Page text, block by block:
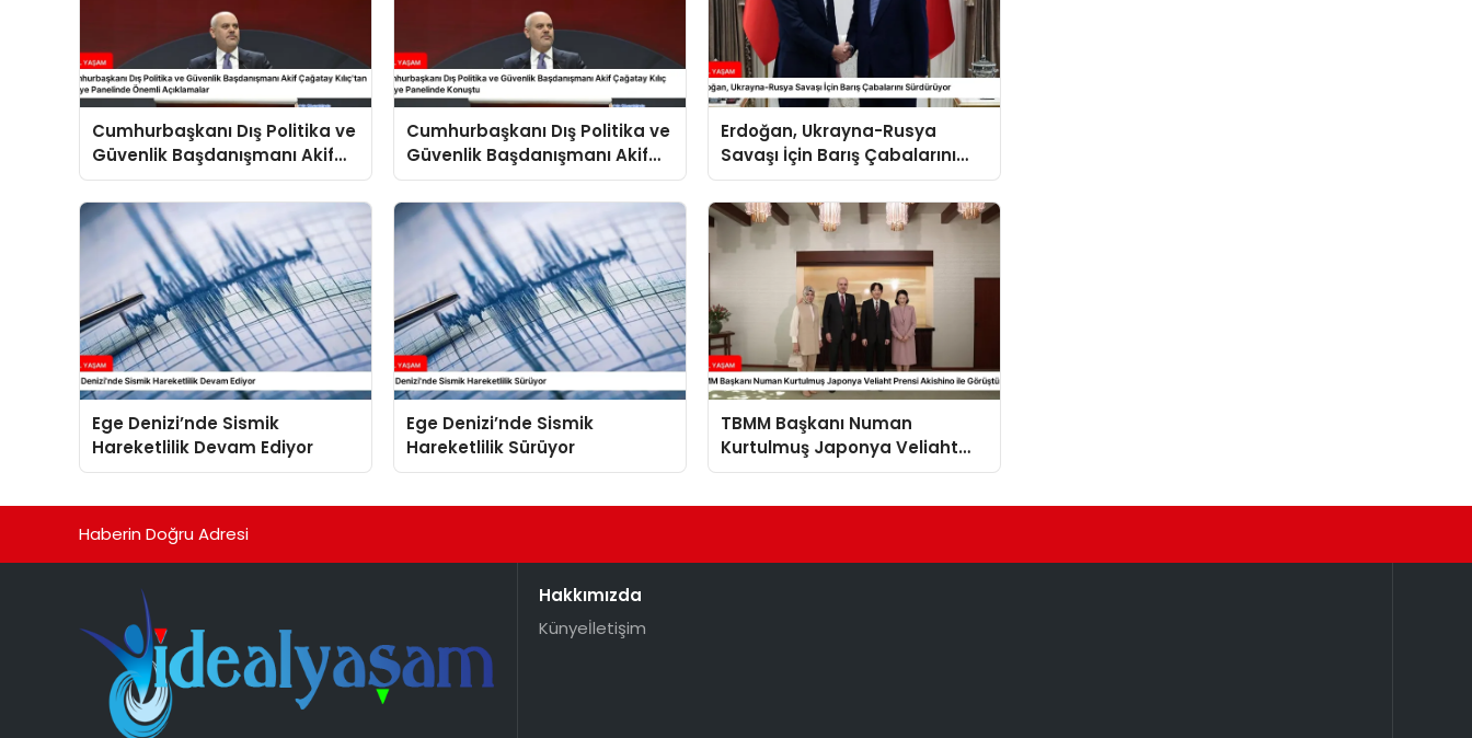
Cumhurbaşkanı Dış Politika ve
Güvenlik Başdanışmanı Akif
Çağatay Kılıç’tan Suriye
Panelinde Önemli Açıklamalar
Cumhurbaşkanı Dış Politika ve
Güvenlik Başdanışmanı Akif
Çağatay Kılıç Suriye Panelinde
Konuştu
Erdoğan, Ukrayna-Rusya
Savaşı İçin Barış Çabalarını
Sürdürüyor
Ege Denizi’nde Sismik
Hareketlilik Devam Ediyor
Ege Denizi’nde Sismik
Hareketlilik Sürüyor
TBMM Başkanı Numan
Kurtulmuş Japonya Veliaht
Prensi Akishino ile Görüştü
Haberin Doğru Adresi
Hakkımızda
Künyeİletişim